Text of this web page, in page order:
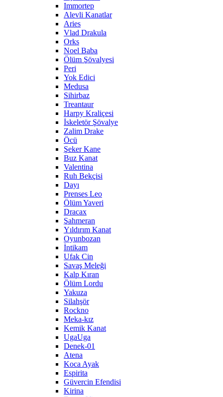
Immortep
Alevli Kanatlar
Aries
Vlad Drakula
Orks
Noel Baba
Ölüm Şövalyesi
Peri
Yok Edici
Medusa
Sihirbaz
Treantaur
Harpy Kraliçesi
İskeletör Şövalye
Zalim Drake
Öcü
Şeker Kane
Buz Kanat
Valentina
Ruh Bekçisi
Dayı
Prenses Leo
Ölüm Yaveri
Dracax
Şahmeran
Yıldırım Kanat
Oyunbozan
İntikam
Ufak Cin
Savaş Meleği
Kalp Kıran
Ölüm Lordu
Yakuza
Silahşör
Rockno
Meka-kız
Kemik Kanat
UgaUga
Denek-01
Atena
Koca Ayak
Espirita
Güvercin Efendisi
Kirina